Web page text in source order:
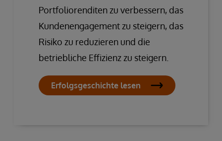
Portfoliorenditen zu verbessern, das
Kundenengagement zu steigern, das
Risiko zu reduzieren und die
betriebliche Effizienz zu steigern.
Erfolgsgeschichte lesen